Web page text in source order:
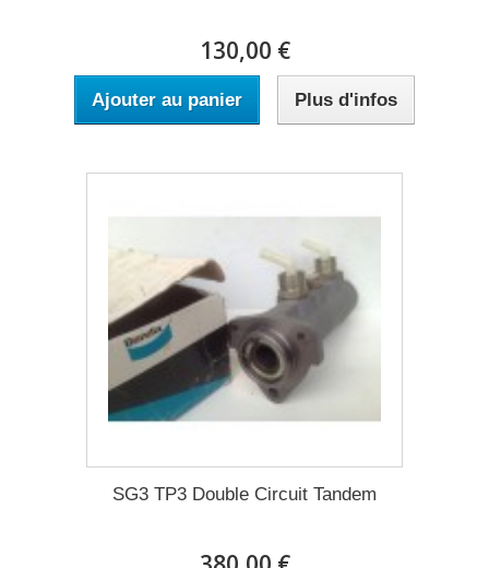
130,00 €
Ajouter au panier Plus d'infos
SG3 TP3 Double Circuit Tandem